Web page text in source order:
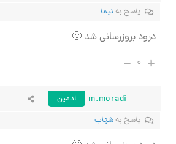
پاسخ به نیما
درود بروزرسانی شد 🙂
۰
m.moradi
ادمین
پاسخ بهشهاب